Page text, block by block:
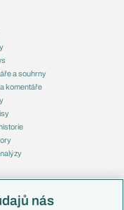
a souhrny
komentáře
nás